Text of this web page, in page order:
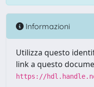
Informazioni
Utilizza questo
link a questo
https://